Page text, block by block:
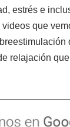
estrés e
que
relajación